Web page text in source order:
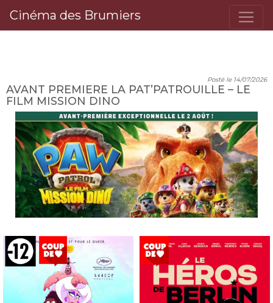
Cinéma des Brumiers
Posté le 14/07/2026
AVANT PREMIERE LA PAT’PATROUILLE – LE
FILM MISSION DINO